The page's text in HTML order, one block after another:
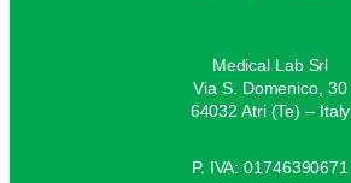
Medical Lab Srl
Via S. Domenico, 30
64032 Atri (Te) – Italy
P. IVA: 01746390671